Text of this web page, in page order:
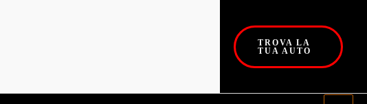
TROVA LA
TUA AUTO